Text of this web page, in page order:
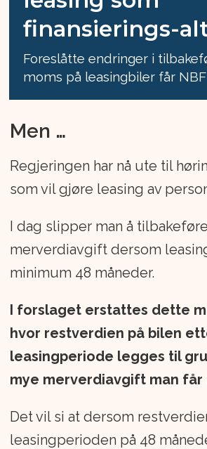
finansierings-
Foreslåtte endringer i
moms på leasingbiler får
Men …
Regjeringen har nå ute til
som vil gjøre leasing av
I dag slipper man å
merverdiavgift dersom
minimum 48 måneder.
I forslaget erstattes dette
hvor restverdien på bilen
leasingperiode legges til
mye merverdiavgift man
Det vil si at dersom
leasingperioden på 48